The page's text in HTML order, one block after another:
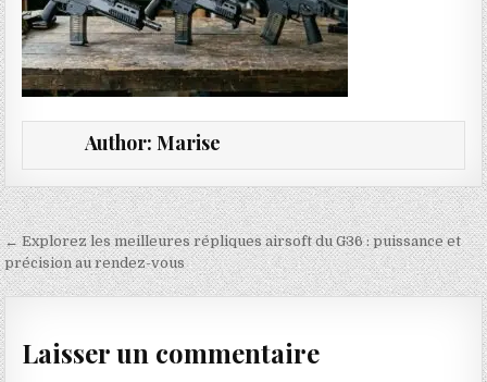
Author: Marise
Navigation de l’article
← Explorez les meilleures répliques airsoft du G36 : puissance et
précision au rendez-vous
Laisser un commentaire